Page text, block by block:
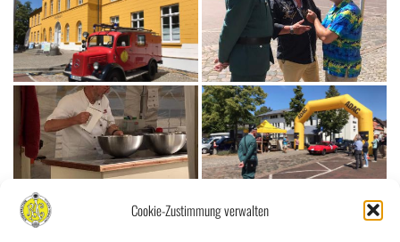
Cookie-Zustimmung verwalten